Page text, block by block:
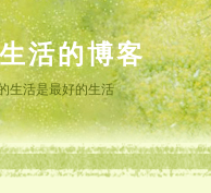
活的博客
生活是最好的生活